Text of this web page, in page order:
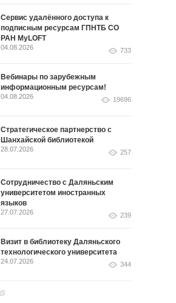
Сервис удалённого доступа к
подписным ресурсам ГПНТБ СО
РАН MyLOFT
04.08.2026 733
Вебинары по зарубежным
информационным ресурсам!
04.08.2026 19696
Стратегическое партнерство с
Шанхайской библиотекой
28.07.2026 257
Сотрудничество с Даляньским
университетом иностранных
языков
27.07.2026 239
Визит в библиотеку Даляньского
технологического университета
24.07.2026 344